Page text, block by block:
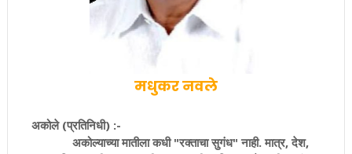
मधुकर नवले
अकोले (प्रतिनिधी) :-
अकोल्याच्या मातीला कधी "रक्ताचा सुगंध" नाही. मात्र, देश,